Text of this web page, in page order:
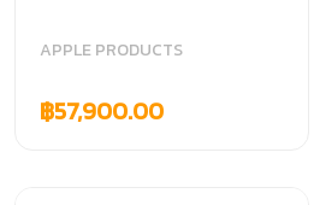
APPLE PRODUCTS
฿57,900.00